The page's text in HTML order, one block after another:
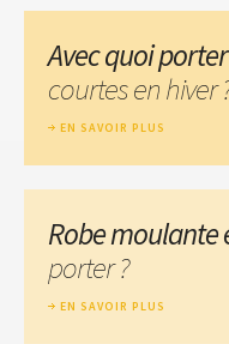
Avec quoi
courtes en hiver
EN SAVOIR PLUS
Robe moulante
porter ?
EN SAVOIR PLUS